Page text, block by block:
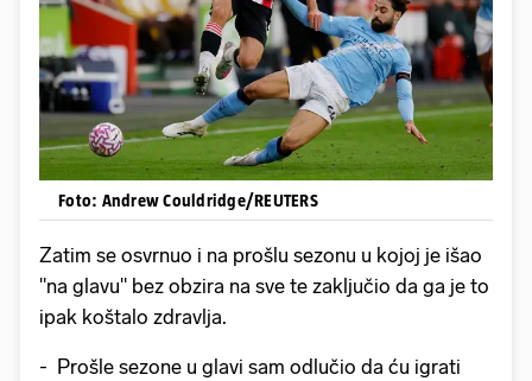
Foto: Andrew Couldridge/REUTERS
Zatim se osvrnuo i na prošlu sezonu u kojoj je išao
"na glavu" bez obzira na sve te zaključio da ga je to
ipak koštalo zdravlja.
- Prošle sezone u glavi sam odlučio da ću igrati